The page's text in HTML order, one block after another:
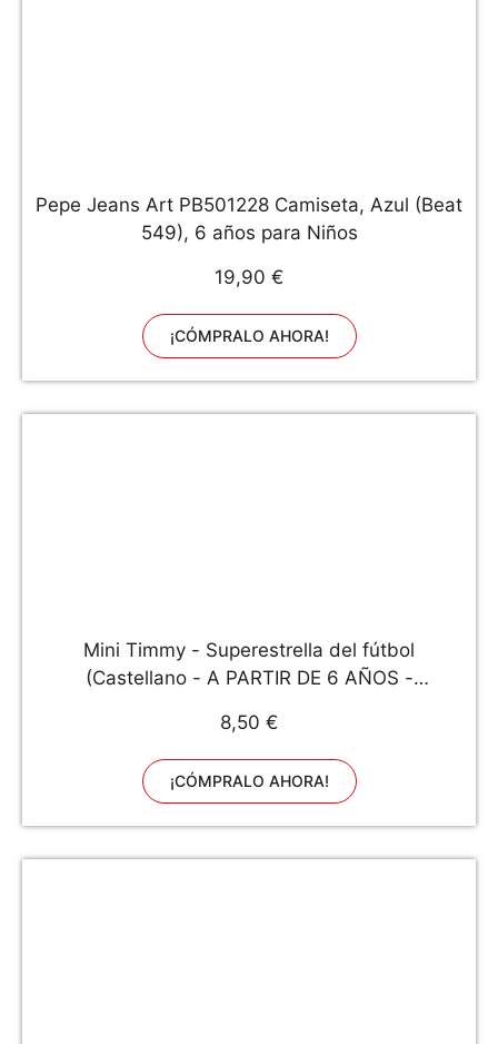
Pepe Jeans Art PB501228 Camiseta, Azul (Beat
549), 6 años para Niños
19,90 €
¡CÓMPRALO AHORA!
Mini Timmy - Superestrella del fútbol
(Castellano - A PARTIR DE 6 AÑOS -
8,50 €
¡CÓMPRALO AHORA!